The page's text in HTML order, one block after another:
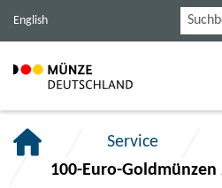
Haupt-
anspringen.
Inhalt
anspringen.
Footer
anspringen.
English Suche
Service
100-Euro-Goldmünzen